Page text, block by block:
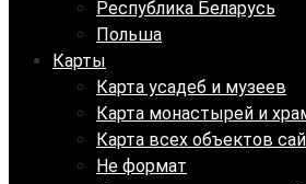
Республика Беларусь
Польша
Карты
Карта усадеб и музеев
Карта монастырей и
Карта всех объектов
Не формат